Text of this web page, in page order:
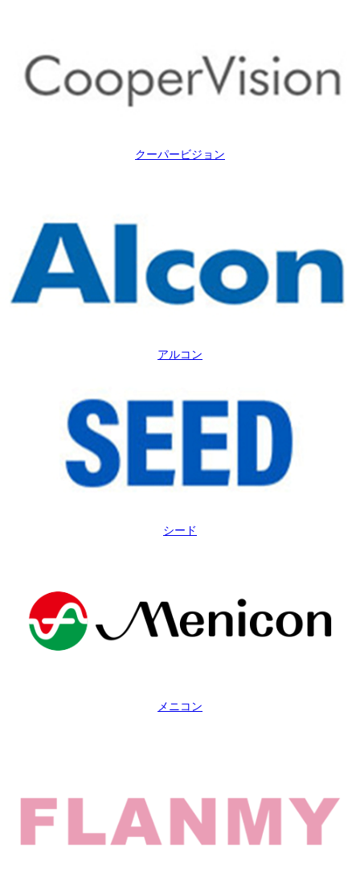
クーパービジョン
アルコン
シード
メニコン